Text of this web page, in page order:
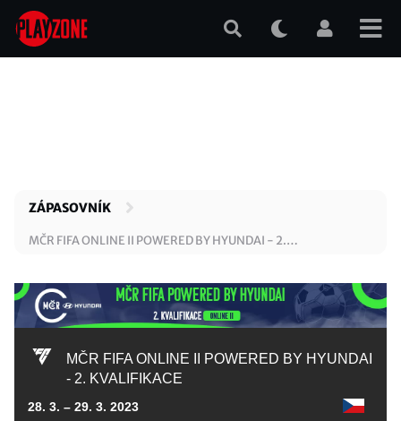
Přejít
hlavnímu
ZÁPASOVNÍK
MČR FIFA ONLINE II POWERED BY HYUNDAI - 2.
MČR FIFA ONLINE II POWERED BY HYUNDAI
- 2. KVALIFIKACE
28. 3. – 29. 3. 2023